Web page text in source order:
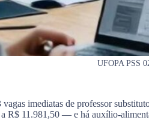
UFOPA PSS
imediatas de professor
R$ 11.981,50 — e há auxílio-